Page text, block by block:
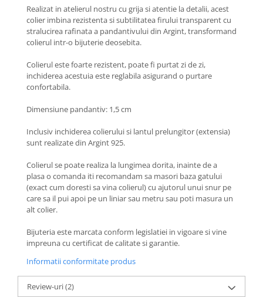
Coliere cu Semilună
Coliere cu Zodii
Coliere cu Flori
Coliere cu Molecule
Coliere Diverse
Brățări din Aur cu șnur reglabil
Brățări din Argint cu șnur reglabil
BRĂȚĂRI CU PIETRE SEMIPREȚIOASE
Brățări din Aur cu pietre
semiprețioase
Brățări din Argint cu pietre
Brățări elastice cu pietre
semiprețioase
BRĂȚĂRI DE PICIOR
Brățări de picior din Aur
Brățări de picior din Argint
Realizat in atelierul nostru cu grija si atentie la detalii, acest
colier imbina rezistenta si subtilitatea firului transparent cu
stralucirea rafinata a pandantivului din Argint, transformand
colierul intr-o bijuterie deosebita.
Colierul este foarte rezistent, poate fi purtat zi de zi,
inchiderea acestuia este reglabila asigurand o purtare
confortabila.
Dimensiune pandantiv: 1,5 cm
Inclusiv inchiderea colierului si lantul prelungitor (extensia)
sunt realizate din Argint 925.
Colierul se poate realiza la lungimea dorita, inainte de a
plasa o comanda iti recomandam sa masori baza gatului
(exact cum doresti sa vina colierul) cu ajutorul unui snur pe
care sa il pui apoi pe un liniar sau metru sau poti masura un
alt colier.
Bijuteria este marcata conform legislatiei in vigoare si vine
impreuna cu certificat de calitate si garantie.
Informatii conformitate produs
Review-uri(2)